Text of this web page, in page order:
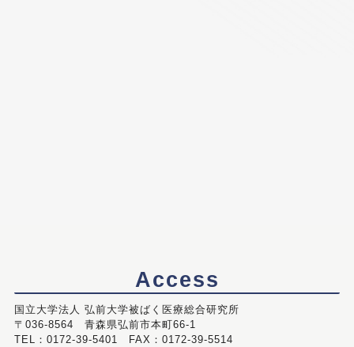
Access
国立大学法人 弘前大学被ばく医療総合研究所
〒036-8564 青森県弘前市本町66-1
TEL：0172-39-5401 FAX：0172-39-5514